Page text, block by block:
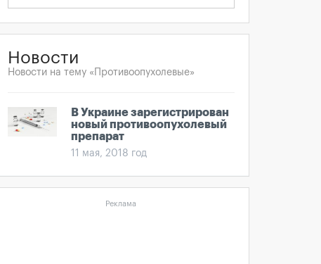
Новости
Новости на тему «Противоопухолевые»
В Украине зарегистрирован
новый противоопухолевый
препарат
11 мая, 2018 год
Реклама